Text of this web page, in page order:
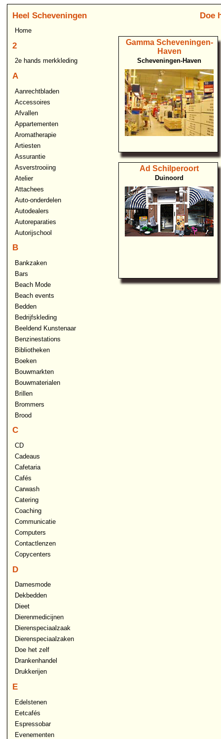
Heel Scheveningen
Home
2
2e hands merkkleding
A
Aanrechtbladen
Accessoires
Afvallen
Appartementen
Aromatherapie
Artiesten
Assurantie
Asverstrooiing
Atelier
Attachees
Auto-onderdelen
Autodealers
Autoreparaties
Autorijschool
B
Bankzaken
Bars
Beach Mode
Beach events
Bedden
Bedrijfskleding
Beeldend Kunstenaar
Benzinestations
Bibliotheken
Boeken
Bouwmarkten
Bouwmaterialen
Brillen
Brommers
Brood
C
CD
Cadeaus
Cafetaria
Cafés
Carwash
Catering
Coaching
Communicatie
Computers
Contactlenzen
Copycenters
D
Damesmode
Dekbedden
Dieet
Dierenmedicijnen
Dierenspeciaalzaak
Dierenspeciaalzaken
Doe het zelf
Drankenhandel
Drukkerijen
E
Edelstenen
Eetcafés
Espressobar
Evenementen
Doe
Gamma Scheveningen-
Haven
Scheveningen-Haven
Ad Schilperoort
Duinoord